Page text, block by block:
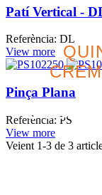
Patí Vertical -
Referència: DL
View more
Pinça Plana
Referència: PS
View more
Veient 1-3 de 3